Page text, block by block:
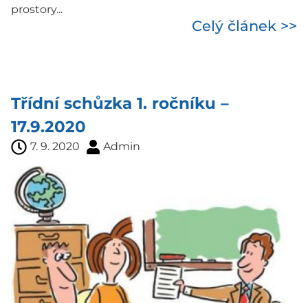
prostory...
Celý článek >>
Třídní schůzka 1. ročníku –
17.9.2020
7. 9. 2020 Admin